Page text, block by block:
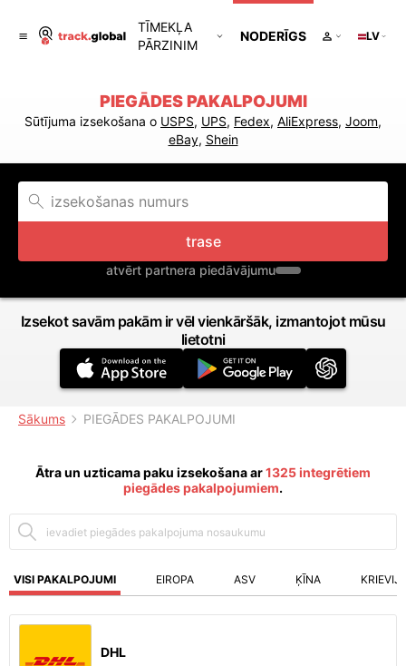
TĪMEKĻA
PĀRZINIM
NODERĪGS LV
PIEGĀDES PAKALPOJUMI
Sūtījuma izsekošana o USPS, UPS, Fedex, AliExpress, Joom,
eBay, Shein
trase
atvērt partnera piedāvājumu
Izsekot savām pakām ir vēl vienkāršāk, izmantojot mūsu
lietotni
Sākums PIEGĀDES PAKALPOJUMI
Ātra un uzticama paku izsekošana ar1325 integrētiem
piegādes pakalpojumiem.
VISI PAKALPOJUMI EIROPA ASV ĶĪNA
DHL